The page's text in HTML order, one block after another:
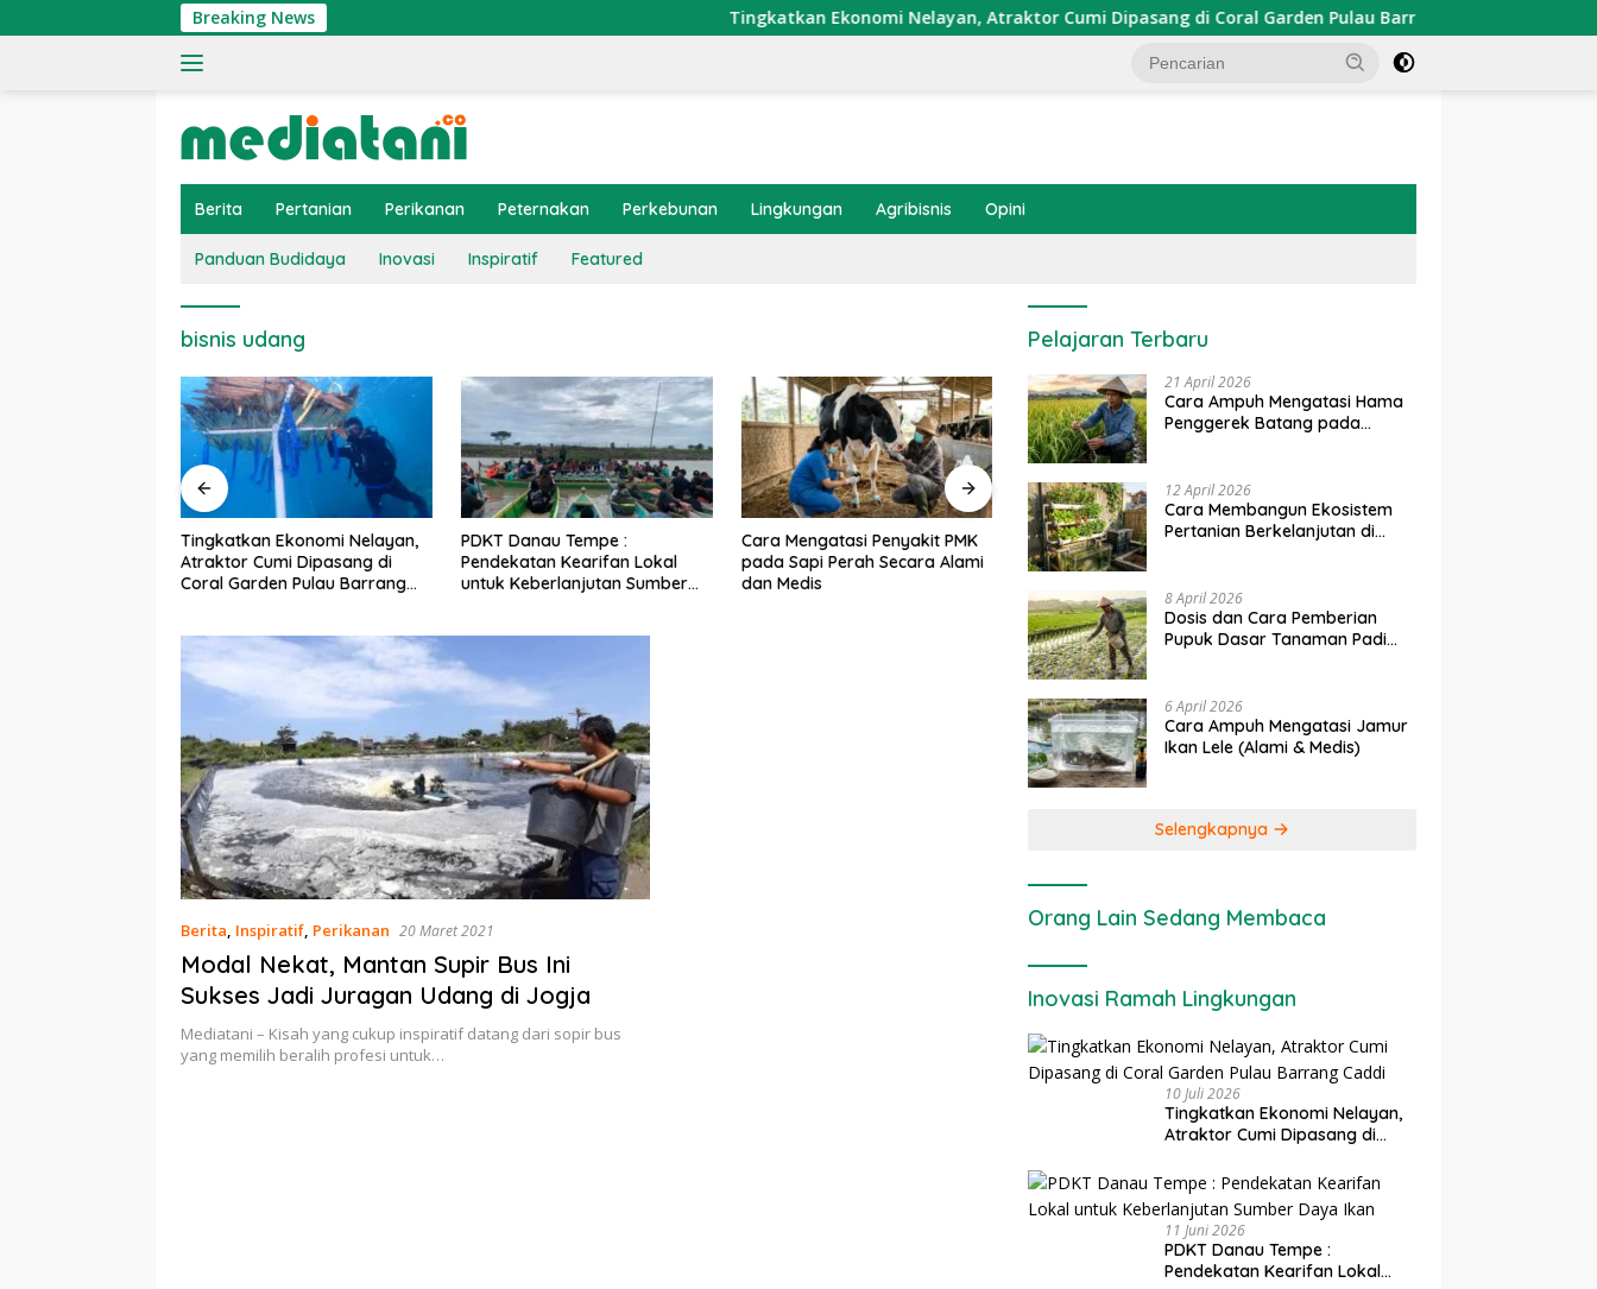
ke
Breaking News Tingkatkan Ekonomi Nelayan, Atraktor Cumi Dipasang di Coral Garden Pulau Barrang Caddi
Berita Pertanian Perikanan Peternakan Perkebunan Lingkungan Agribisnis Opini
Panduan Budidaya Inovasi Inspiratif Featured
bisnis udang
PDKT Danau Tempe :
Pendekatan Kearifan Lokal
untuk Keberlanjutan Sumber
Cara Mengatasi Penyakit PMK
pada Sapi Perah Secara Alami
dan Medis
Dosis dan Cara Pemupukan
Tanaman Padi pada Fase
Vegetatif Aktif yang Tepat
Penerapan IoT dalam
Pertanian Modern di Indonesia
Ekonomi Sumber Daya Lahan:
Berita, Inspiratif, Perikanan 20 Maret 2021
Modal Nekat, Mantan Supir Bus Ini
Sukses Jadi Juragan Udang di Jogja
Mediatani – Kisah yang cukup inspiratif datang dari sopir bus
yang memilih beralih profesi untuk…
Pelajaran Terbaru
21 April 2026
Cara Ampuh Mengatasi Hama
Penggerek Batang pada
12 April 2026
Cara Membangun Ekosistem
Pertanian Berkelanjutan di
8 April 2026
Dosis dan Cara Pemberian
Pupuk Dasar Tanaman Padi
6 April 2026
Cara Ampuh Mengatasi Jamur
Ikan Lele (Alami & Medis)
Selengkapnya
Orang Lain Sedang Membaca
Inovasi Ramah Lingkungan
10 Juli 2026
Tingkatkan Ekonomi Nelayan,
Atraktor Cumi Dipasang di
Caddi
11 Juni 2026
PDKT Danau Tempe :
Pendekatan Kearifan Lokal